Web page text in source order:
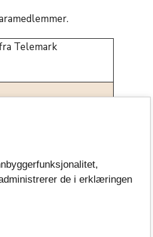
Telemark
de i erklæringen